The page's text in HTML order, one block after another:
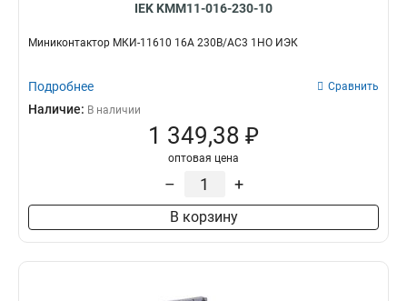
IEK KMM11-016-230-10
Миниконтактор МКИ-11610 16А 230В/АС3 1НО ИЭК
Подробнее Сравнить
Наличие: В наличии
1 349,38 ₽
оптовая цена
– +
В корзину